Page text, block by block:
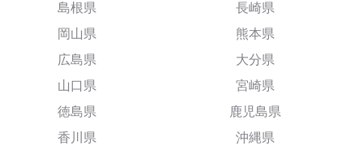
島根県
岡山県
広島県
山口県
徳島県
香川県
長崎県
熊本県
大分県
宮崎県
鹿児島県
沖縄県